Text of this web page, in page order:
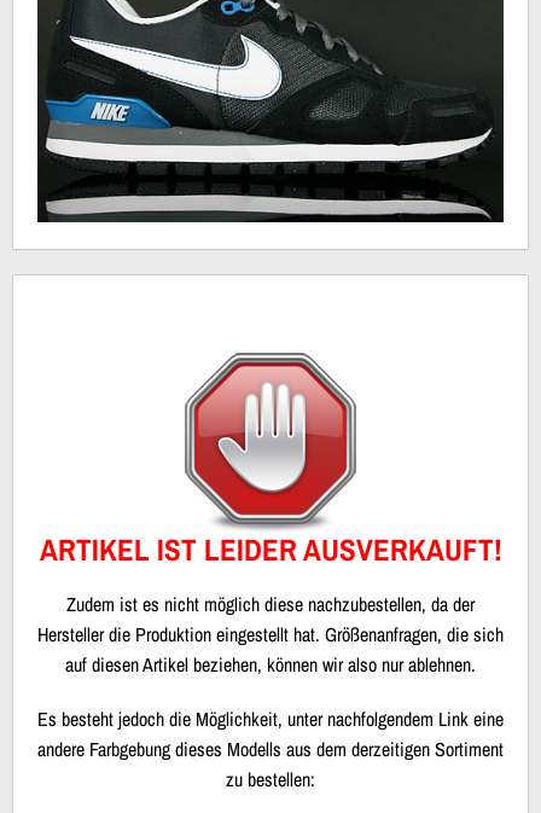
Dein Warenkorb ist leer!
ARTIKEL IST LEIDER AUSVERKAUFT!
Zudem ist es nicht möglich diese nachzubestellen, da der
Hersteller die Produktion eingestellt hat. Größenanfragen, die sich
auf diesen Artikel beziehen, können wir also nur ablehnen.
Es besteht jedoch die Möglichkeit, unter nachfolgendem Link eine
andere Farbgebung dieses Modells aus dem derzeitigen Sortiment
zu bestellen: